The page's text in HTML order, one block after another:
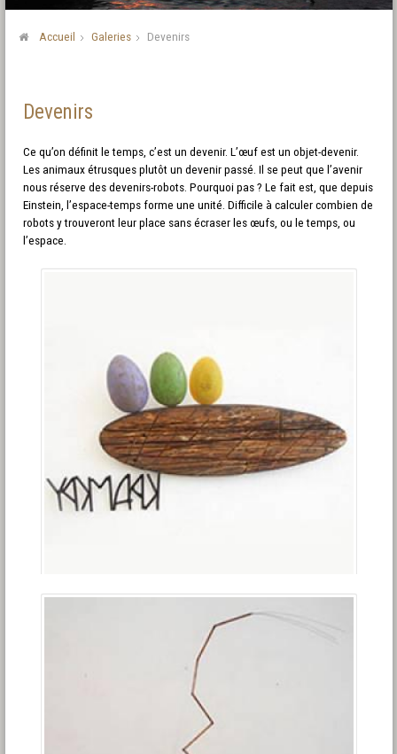
Accueil Galeries Devenirs
Devenirs
Ce qu’on définit le temps, c’est un devenir. L’œuf est un objet-devenir.
Les animaux étrusques plutôt un devenir passé. Il se peut que l’avenir
nous réserve des devenirs-robots. Pourquoi pas ? Le fait est, que depuis
Einstein, l’espace-temps forme une unité. Difficile à calculer combien de
robots y trouveront leur place sans écraser les œufs, ou le temps, ou
l’espace.